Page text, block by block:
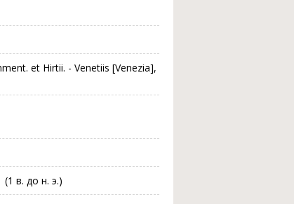
et Hirtii. - Venetiis [Venezia],
в. до н. э.)